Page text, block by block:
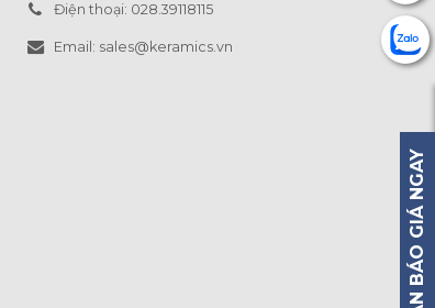
Điện thoại: 028.39118115
Email: sales@keramics.vn
NHẬN BÁO GIÁ NGAY